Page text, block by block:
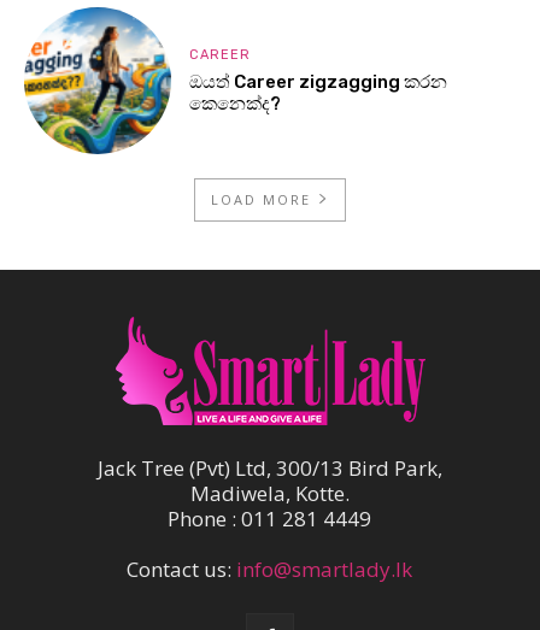
CAREER
ඔයත් Career zigzagging කරන
කෙනෙක්ද?
LOAD MORE
Jack Tree (Pvt) Ltd, 300/13 Bird Park,
Madiwela, Kotte.
Phone : 011 281 4449
Contact us: info@smartlady.lk